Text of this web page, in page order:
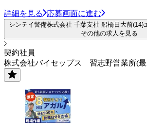
詳細を見る 応募画面に進む
シンテイ警備株式会社 千葉支社 船橋日大前(14)
その他の求人を見る
契約社員
株式会社バイセップス 習志野営業所(最